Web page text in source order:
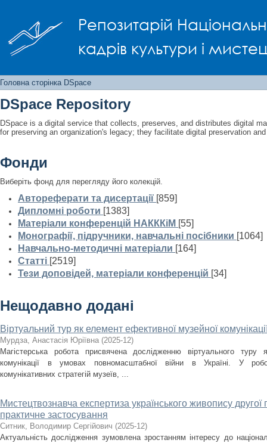
Репозитарій
кадрів культури і
Головна сторінка DSpace
DSpace Repository
DSpace is a digital service that collects, preserves, and distributes digital
for preserving an organization's legacy; they facilitate digital preservation
Фонди
Виберіть фонд для перегляду його колекцій.
Автореферати та дисертації [859]
Дипломні роботи [1383]
Матеріали конференцій НАКККіМ [55]
Монографії, підручники, навчальні посібники [1064]
Навчально-методичні матеріали [164]
Статті [2519]
Тези доповідей, матеріали конференцій [34]
Нещодавно додані
Віртуальний тур як елемент ефективної музейної
Мурдза, Анастасія Юріївна (2025-12)
Магістерська робота присвячена дослідженню віртуального туру
комунікації в умовах повномасштабної війни в Україні. У
комунікативних стратегій музеїв, ...
Мистецтвознавча експертиза українського живопису другої
практичне застосування
Ситник, Володимир Сергійович (2025-12)
Актуальність дослідження зумовлена зростанням інтересу до